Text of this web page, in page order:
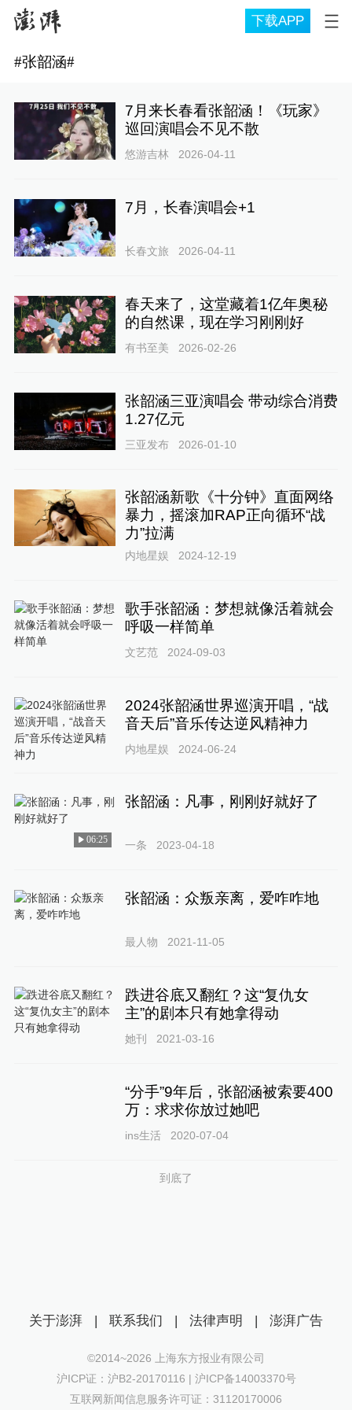
下载APP
#张韶涵#
7月来长春看张韶涵！《玩家》
巡回演唱会不见不散
悠游吉林 2026-04-11
7月，长春演唱会+1
长春文旅 2026-04-11
春天来了，这堂藏着1亿年奥秘
的自然课，现在学习刚刚好
有书至美 2026-02-26
张韶涵三亚演唱会 带动综合消费
1.27亿元
三亚发布 2026-01-10
张韶涵新歌《十分钟》直面网络
暴力，摇滚加RAP正向循环“战
力”拉满
内地星娱 2024-12-19
歌手张韶涵：梦想就像活着就会
呼吸一样简单
文艺范 2024-09-03
2024张韶涵世界巡演开唱，“战
音天后”音乐传达逆风精神力
内地星娱 2024-06-24
06:25
张韶涵：凡事，刚刚好就好了
一条 2023-04-18
张韶涵：众叛亲离，爱咋咋地
最人物 2021-11-05
跌进谷底又翻红？这“复仇女
主”的剧本只有她拿得动
她刊 2021-03-16
“分手”9年后，张韶涵被索要400
万：求求你放过她吧
ins生活 2020-07-04
到底了
关于澎湃 | 联系我们 | 法律声明 | 澎湃广告
©2014~2026 上海东方报业有限公司
沪ICP证：沪B2-20170116 | 沪ICP备14003370号
互联网新闻信息服务许可证：31120170006